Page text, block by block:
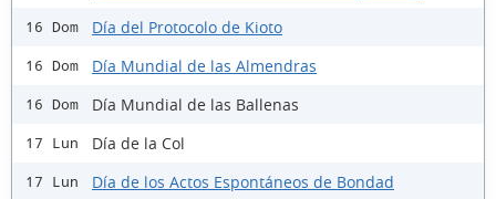
16 Dom Día del Protocolo de Kioto
16 Dom Día Mundial de las Almendras
16 Dom Día Mundial de las Ballenas
17 Lun Día de la Col
17 Lun Día de los Actos Espontáneos de Bondad